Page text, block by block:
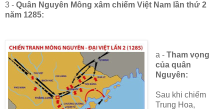
3 - Quân Nguyên Mông xâm chiếm Việt Nam lần thứ 2
năm 1285:
a - Tham vọng
của quân
Nguyên:
Sau khi chiếm
Trung Hoa,